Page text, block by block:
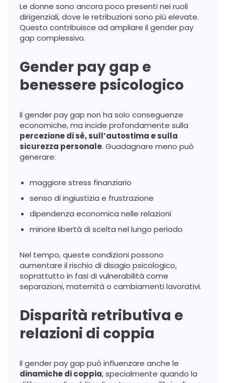
Le donne sono ancora poco presenti nei ruoli
dirigenziali, dove le retribuzioni sono più elevate.
Questo contribuisce ad ampliare il gender pay
gap complessivo.
Gender pay gap e
benessere psicologico
Il gender pay gap non ha solo conseguenze
economiche, ma incide profondamente sulla
percezione di sé, sull’autostima e sulla
sicurezza personale. Guadagnare meno può
generare:
maggiore stress finanziario
senso di ingiustizia e frustrazione
dipendenza economica nelle relazioni
minore libertà di scelta nel lungo periodo
Nel tempo, queste condizioni possono
aumentare il rischio di disagio psicologico,
soprattutto in fasi di vulnerabilità come
separazioni, maternità o cambiamenti lavorativi.
Disparità retributiva e
relazioni di coppia
Il gender pay gap può influenzare anche le
dinamiche di coppia, specialmente quando la